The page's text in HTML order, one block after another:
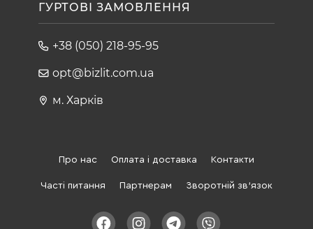
ГУРТОВІ ЗАМОВЛЕННЯ
+38 (050) 218-95-95
opt@bizlit.com.ua
м. Харків
Про нас Оплата і доставка Контакти
Часті питання Партнерам Зворотній зв'язок